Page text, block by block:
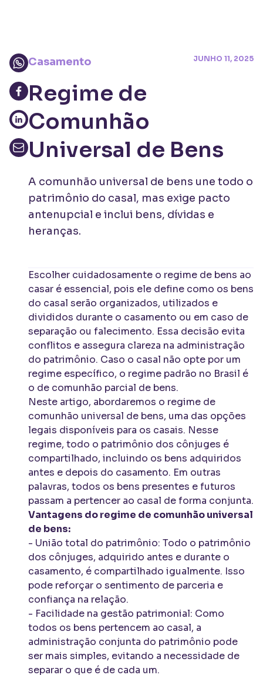
Casamento JUNHO 11, 2025
Regime de
Comunhão
Universal de Bens
A comunhão universal de bens une todo o
patrimônio do casal, mas exige pacto
antenupcial e inclui bens, dívidas e
heranças.
Escolher cuidadosamente o regime de bens ao
casar é essencial, pois ele define como os bens
do casal serão organizados, utilizados e
divididos durante o casamento ou em caso de
separação ou falecimento. Essa decisão evita
conflitos e assegura clareza na administração
do patrimônio. Caso o casal não opte por um
regime específico, o regime padrão no Brasil é
o de comunhão parcial de bens.
Neste artigo, abordaremos o regime de
comunhão universal de bens, uma das opções
legais disponíveis para os casais. Nesse
regime, todo o patrimônio dos cônjuges é
compartilhado, incluindo os bens adquiridos
antes e depois do casamento. Em outras
palavras, todos os bens presentes e futuros
passam a pertencer ao casal de forma conjunta.
Vantagens do regime de comunhão universal
de bens:
- União total do patrimônio: Todo o patrimônio
dos cônjuges, adquirido antes e durante o
casamento, é compartilhado igualmente. Isso
pode reforçar o sentimento de parceria e
confiança na relação.
- Facilidade na gestão patrimonial: Como
todos os bens pertencem ao casal, a
administração conjunta do patrimônio pode
ser mais simples, evitando a necessidade de
separar o que é de cada um.